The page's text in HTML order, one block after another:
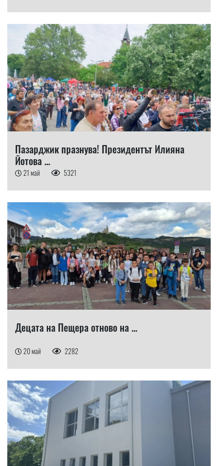
Пазарджик празнува! Президентът Илияна
Йотова ...
21 май 5321
Децата на Пещера отново на ...
20 май 2282